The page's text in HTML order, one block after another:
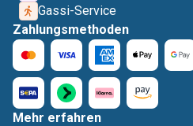
Gassi-Service
Zahlungsmethoden
Mehr erfahren